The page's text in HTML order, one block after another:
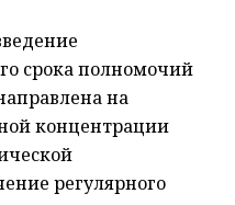
срока полномочий
на
концентрации
регулярного